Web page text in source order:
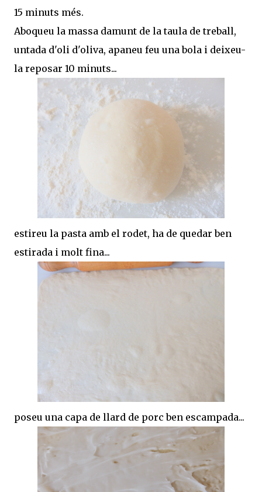
15 minuts més.
Aboqueu la massa damunt de la taula de treball,
untada d'oli d'oliva, apaneu feu una bola i deixeu-
la reposar 10 minuts...
estireu la pasta amb el rodet, ha de quedar ben
estirada i molt fina...
poseu una capa de llard de porc ben escampada...